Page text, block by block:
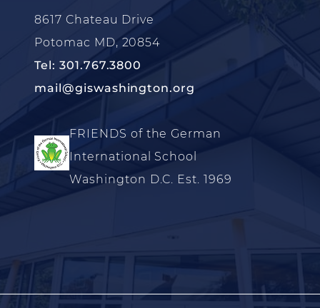
8617 Chateau Drive
Potomac MD, 20854
Tel: 301.767.3800
mail@giswashington.org
FRIENDS of the German
International School
Washington D.C. Est. 1969